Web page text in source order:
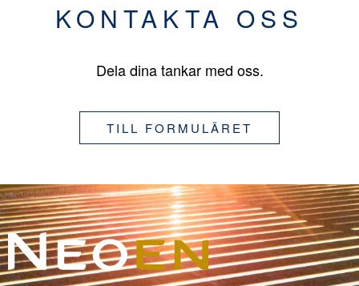
KONTAKTA OSS
Dela dina tankar med oss.
TILL FORMULÄRET